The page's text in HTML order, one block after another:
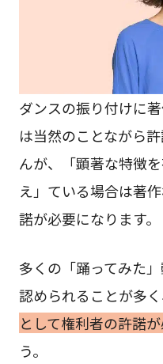
ダンスの振り付けに
は当然のことながら
んが、「顕著な特徴
え」ている場合は著
諾が必要になります。
多くの「踊ってみた
認められることが多
として権利者の許諾
う。